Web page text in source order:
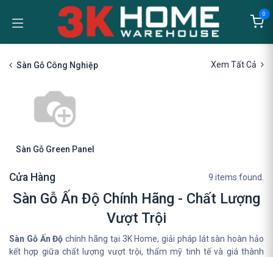
Bỏ qua để đến Nội dung
0
Sàn Gỗ Công Nghiệp Xem Tất Cả
Sàn Gỗ Green Panel
Cửa Hàng 9 items found.
Sàn Gỗ Ấn Độ Chính Hãng - Chất Lượng
Vượt Trội
Sàn Gỗ Ấn Độ chính hãng tại 3K Home, giải pháp lát sàn hoàn hảo
kết hợp giữa chất lượng vượt trội, thẩm mỹ tinh tế và giá thành